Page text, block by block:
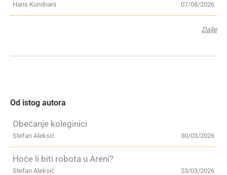
07/08/2026
Hans Kundnani
Dalje
Od istog autora
Obećanje koleginici
30/03/2026
Stefan Aleksić
Hoće li biti robota u Areni?
23/03/2026
Stefan Aleksić